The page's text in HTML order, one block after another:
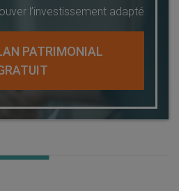
l’investissement adapté
PATRIMONIAL